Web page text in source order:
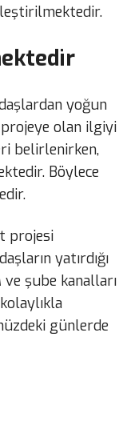
yoğun
olan ilgiyi
belirlenirken,
Böylece
projesi
yatırdığı
ve şube kanalları
günlerde